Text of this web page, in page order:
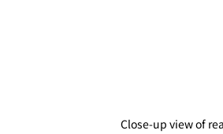
Close-up view of